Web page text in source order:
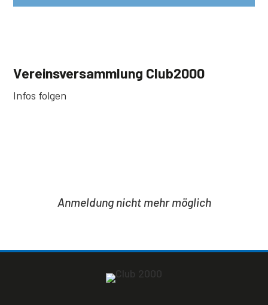
Vereinsversammlung Club2000
Infos folgen
Anmeldung nicht mehr möglich